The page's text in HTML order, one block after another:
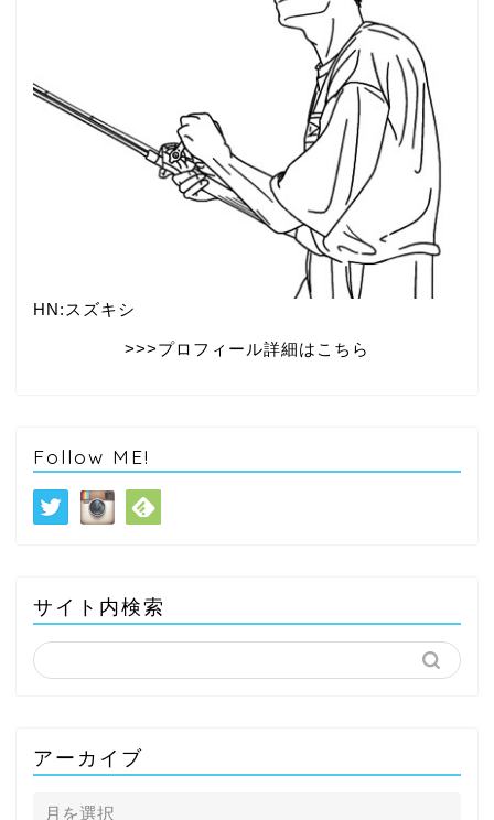
HN:スズキシ
>>>プロフィール詳細はこちら
Follow ME!
サイト内検索
アーカイブ